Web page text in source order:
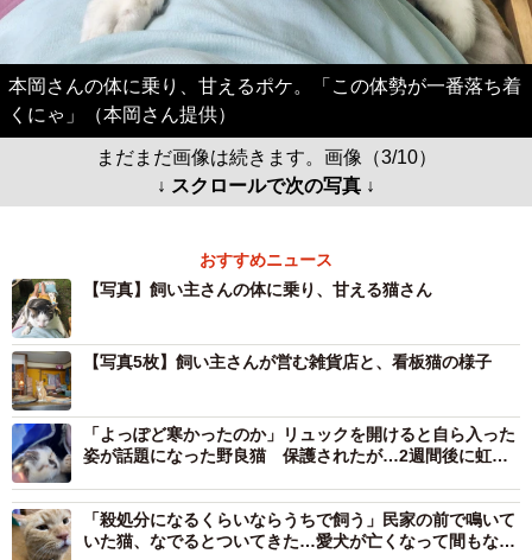
本岡さんの体に乗り、甘えるポケ。「この体勢が一番落ち着
くにゃ」（本岡さん提供）
まだまだ画像は続きます。画像（3/10）
↓ スクロールで次の写真 ↓
おすすめニュース
【写真】飼い主さんの体に乗り、甘える猫さん
【写真5枚】飼い主さんが営む雑貨店と、看板猫の様子
「よっぽど寒かったのか」リュックを開けると自ら入った
姿が話題になった野良猫 保護されたが…2週間後に虹の
「殺処分になるくらいならうちで飼う」民家の前で鳴いて
いた猫、なでるとついてきた…愛犬が亡くなって間もなく